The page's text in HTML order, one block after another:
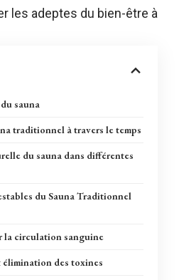
les adeptes du bien-être à
sauna
traditionnel à travers le temps
du sauna dans différentes
du Sauna Traditionnel
la circulation sanguine
des toxines